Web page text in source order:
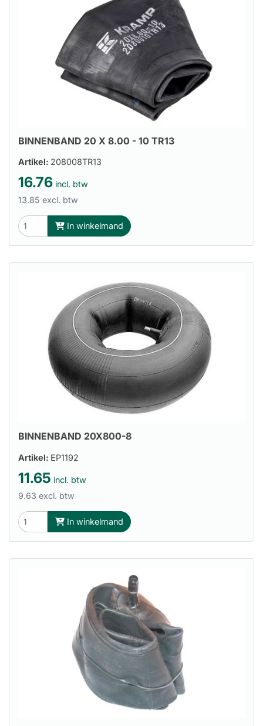
BINNENBAND 20 X 8.00 - 10 TR13
Artikel: 208008TR13
16.76 incl. btw
13.85 excl. btw
In winkelmand
BINNENBAND 20X800-8
Artikel: EP1192
11.65 incl. btw
9.63 excl. btw
In winkelmand